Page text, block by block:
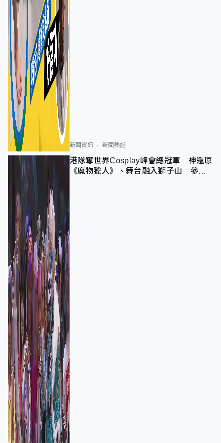
新聞資訊 新聞熱話
港隊奪世界Cosplay峰會總冠軍 神還原
《魔物獵人》、舞台融入獅子山 參賽